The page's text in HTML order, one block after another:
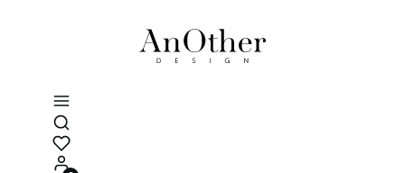
Otwórz wyszukiwarkę